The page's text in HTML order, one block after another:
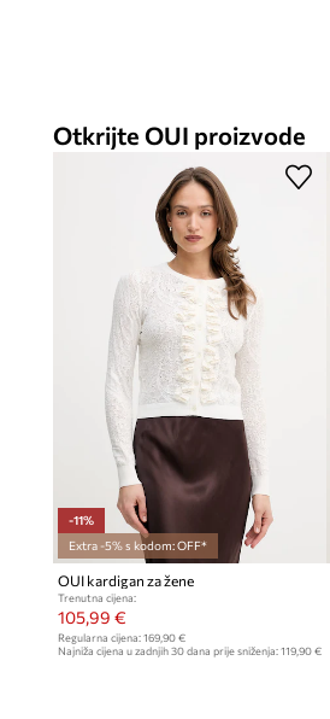
Otkrijte OUI proizvode
-11%
Extra -5% s kodom: OFF*
OUI kardigan za žene
Trenutna cijena:
105,99 €
Regularna cijena: 169,90 €
Najniža cijena u zadnjih 30 dana prije sniženja: 119,90 €